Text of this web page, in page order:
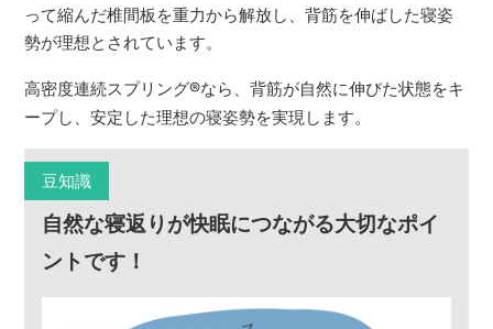
って縮んだ椎間板を重力から解放し、背筋を伸ばした寝姿
勢が理想とされています。
高密度連続スプリング®なら、背筋が自然に伸びた状態をキ
ープし、安定した理想の寝姿勢を実現します。
豆知識
自然な寝返りが快眠につながる大切なポイ
ントです！